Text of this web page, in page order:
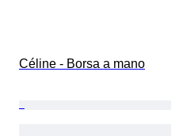
Céline - Borsa a mano